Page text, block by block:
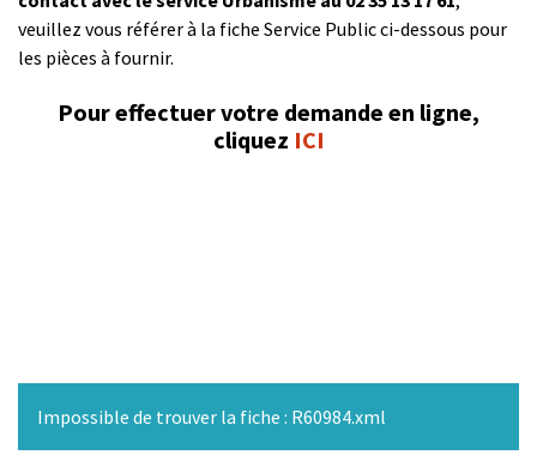
veuillez vous référer à la fiche Service Public ci-dessous pour
les pièces à fournir.
Pour effectuer votre demande en ligne,
cliquez ICI
Impossible de trouver la fiche : R60984.xml